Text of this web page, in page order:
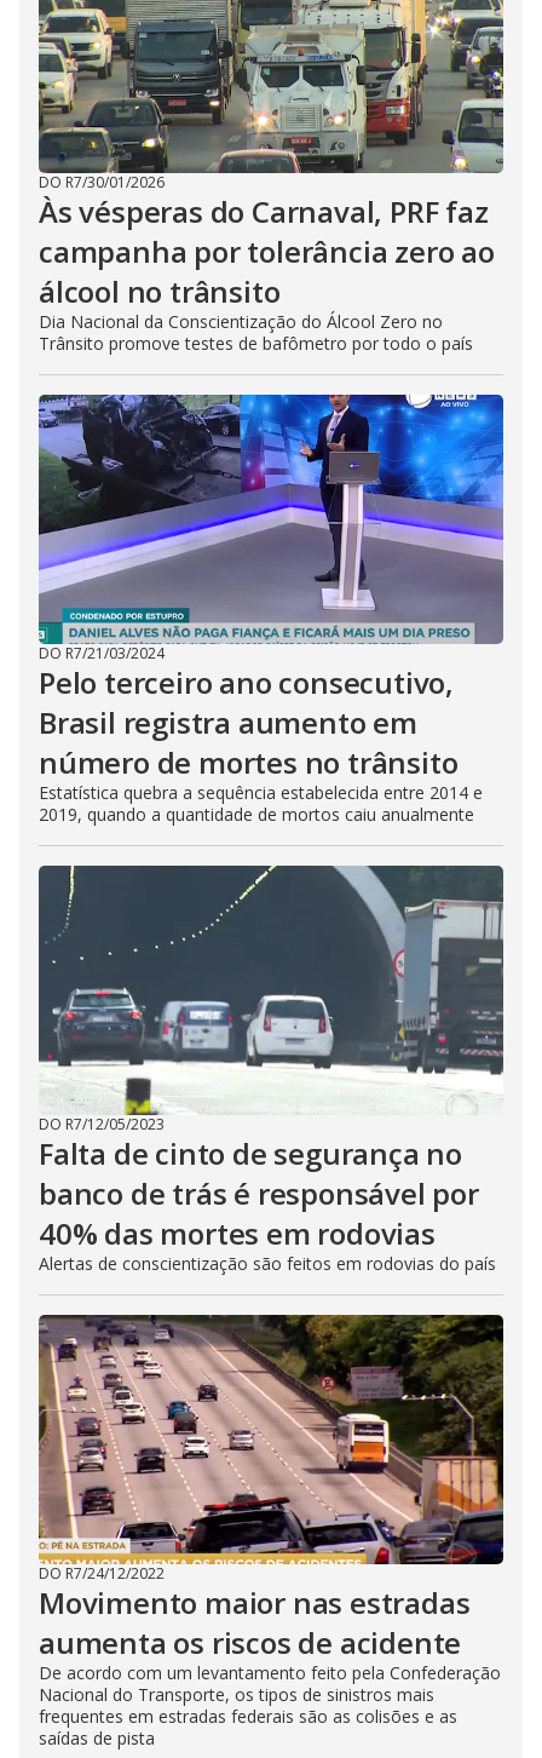
DO R7/30/01/2026
Às vésperas do Carnaval, PRF faz
campanha por tolerância zero ao
álcool no trânsito
Dia Nacional da Conscientização do Álcool Zero no
Trânsito promove testes de bafômetro por todo o país
DO R7/21/03/2024
Pelo terceiro ano consecutivo,
Brasil registra aumento em
número de mortes no trânsito
Estatística quebra a sequência estabelecida entre 2014 e
2019, quando a quantidade de mortos caiu anualmente
DO R7/12/05/2023
Falta de cinto de segurança no
banco de trás é responsável por
40% das mortes em rodovias
Alertas de conscientização são feitos em rodovias do país
DO R7/24/12/2022
Movimento maior nas estradas
aumenta os riscos de acidente
De acordo com um levantamento feito pela Confederação
Nacional do Transporte, os tipos de sinistros mais
frequentes em estradas federais são as colisões e as
saídas de pista